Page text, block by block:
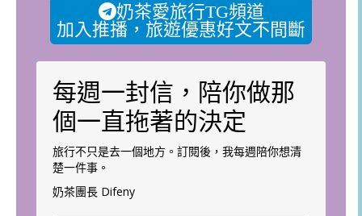
奶茶愛旅行TG頻道
加入推播，旅遊優惠好文不間斷
每週一封信，陪你做那
個一直拖著的決定
旅行不只是去一個地方。訂閱後，我每週陪你想清
楚一件事。
奶茶團長 Difeny